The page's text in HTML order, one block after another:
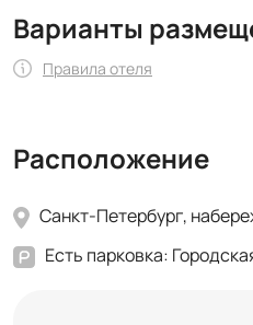
Варианты
Правила отеля
Расположение
Санкт-Петербург,
Есть парковка: